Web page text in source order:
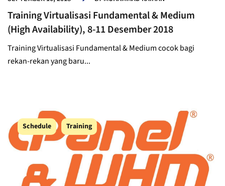
Training Virtualisasi Fundamental & Medium
(High Availability), 8-11 Desember 2018
Training Virtualisasi Fundamental & Medium cocok bagi
rekan-rekan yang baru...
Schedule Training